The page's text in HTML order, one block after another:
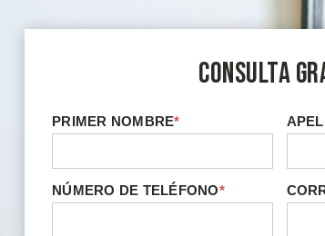
Consulta
PRIMER NOMBRE*
NÚMERO DE TELÉFONO*